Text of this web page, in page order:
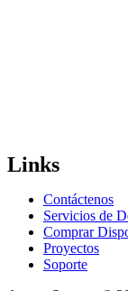
Links
Contáctenos
Servicios de
Comprar
Proyectos
Soporte